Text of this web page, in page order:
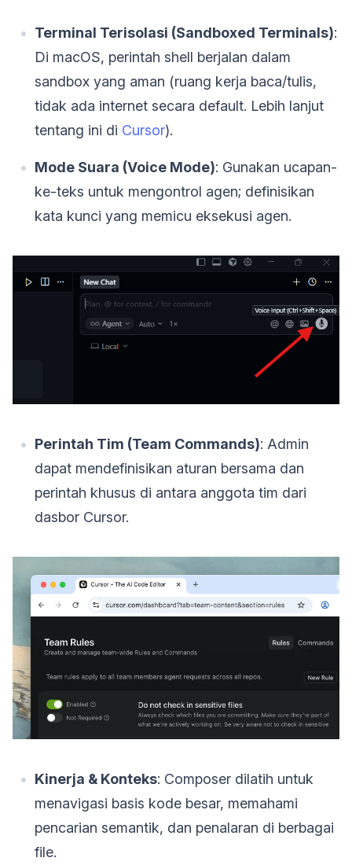
Terminal Terisolasi (Sandboxed Terminals):
Di macOS, perintah shell berjalan dalam
sandbox yang aman (ruang kerja baca/tulis,
tidak ada internet secara default. Lebih lanjut
tentang ini di Cursor).
Mode Suara (Voice Mode): Gunakan ucapan-
ke-teks untuk mengontrol agen; definisikan
kata kunci yang memicu eksekusi agen.
Perintah Tim (Team Commands): Admin
dapat mendefinisikan aturan bersama dan
perintah khusus di antara anggota tim dari
dasbor Cursor.
Kinerja & Konteks: Composer dilatih untuk
menavigasi basis kode besar, memahami
pencarian semantik, dan penalaran di berbagai
file.